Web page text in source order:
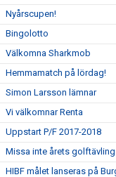
Nyårscupen!
Bingolotto
Välkomna Sharkmob
Hemmamatch på lördag!
Simon Larsson lämnar
Vi välkomnar Renta
Uppstart P/F 2017-2018
Missa inte årets golftävling
HIBF målet lanseras på